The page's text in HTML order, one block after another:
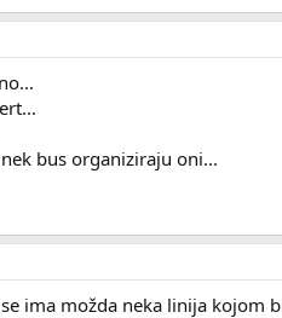
bus organiziraju oni...
ima možda neka linija kojom